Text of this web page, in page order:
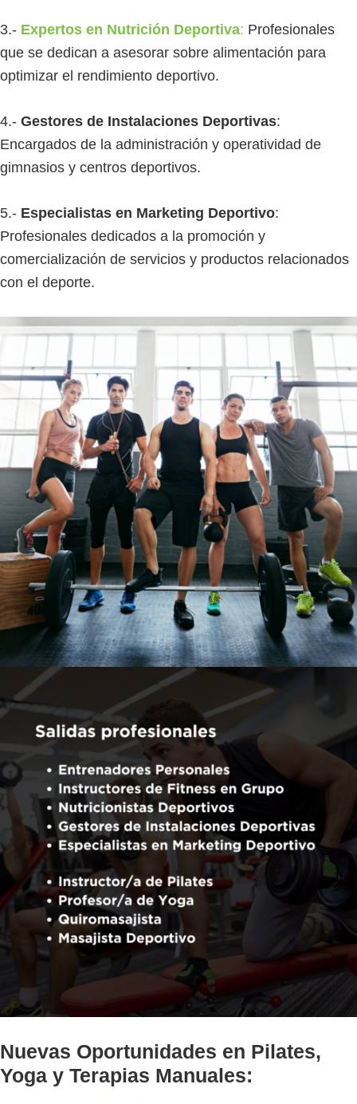
3.- Expertos en Nutrición Deportiva: Profesionales
que se dedican a asesorar sobre alimentación para
optimizar el rendimiento deportivo.
4.- Gestores de Instalaciones Deportivas:
Encargados de la administración y operatividad de
gimnasios y centros deportivos.
5.- Especialistas en Marketing Deportivo:
Profesionales dedicados a la promoción y
comercialización de servicios y productos relacionados
con el deporte.
Nuevas Oportunidades en Pilates,
Yoga y Terapias Manuales: